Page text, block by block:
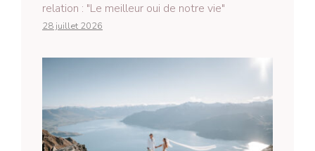
relation : "Le meilleur oui de notre vie"
28 juillet 2026